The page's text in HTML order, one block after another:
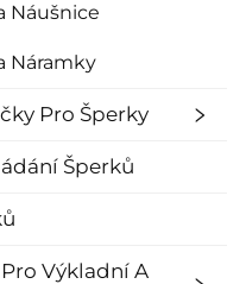
Náušnice
Náramky
Pro Šperky
Šperků
Výkladní A